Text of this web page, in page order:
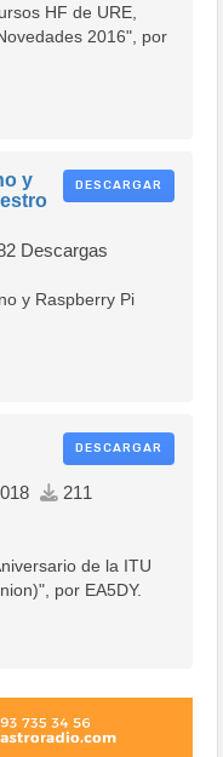
HF de URE,
2016", por
DESCARGAR
y
Descargas
y Raspberry Pi
DESCARGAR
211
de la ITU
por EA5DY.